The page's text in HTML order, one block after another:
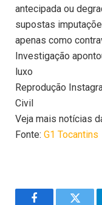
antecipada ou
supostas
apenas como
Investigação
luxo
Reprodução
Civil
Veja mais notícias
Fonte: G1 Tocantins